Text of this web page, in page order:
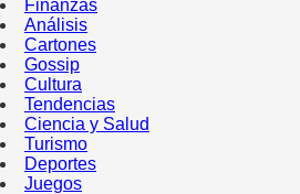
Finanzas
Análisis
Cartones
Gossip
Cultura
Tendencias
Ciencia y Salud
Turismo
Deportes
Juegos